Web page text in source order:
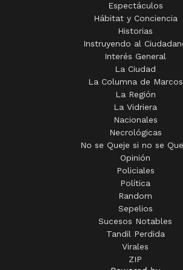
Espectáculos
Hábitat y Conciencia
Historias
Instruyendo al
Interés General
La Ciudad
La Columna de Marcos
La Región
La Vidriera
Nacionales
Necrológicas
No se Queje si no se
Opinión
Policiales
Política
Random
Sepelios
Sucesos Notables
Tandil Perdida
Virales
ZIP